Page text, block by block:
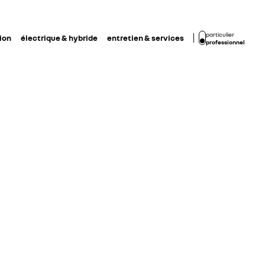
électrique & hybride entretien & services
particulier
professionnel